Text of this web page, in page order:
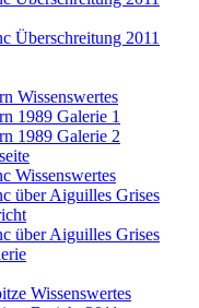
Überschreitung 2011
Wissenswertes
1989 Galerie 1
1989 Galerie 2
Wissenswertes
über Aiguilles Grises
über Aiguilles Grises
Wissenswertes